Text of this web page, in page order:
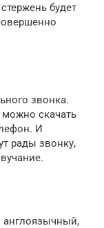
будет
звонка.
скачать
И
рады звонку,
англоязычный,